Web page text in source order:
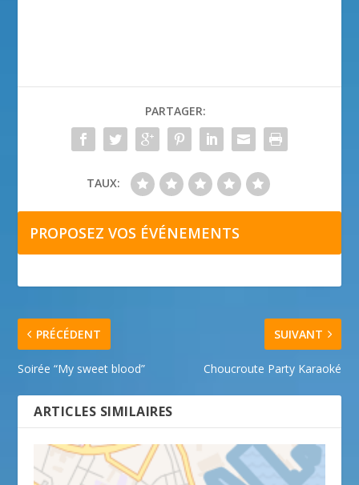
PARTAGER:
TAUX:
PROPOSEZ VOS ÉVÉNEMENTS
PRÉCÉDENT
Soirée “My sweet blood”
SUIVANT
Choucroute Party Karaoké
ARTICLES SIMILAIRES